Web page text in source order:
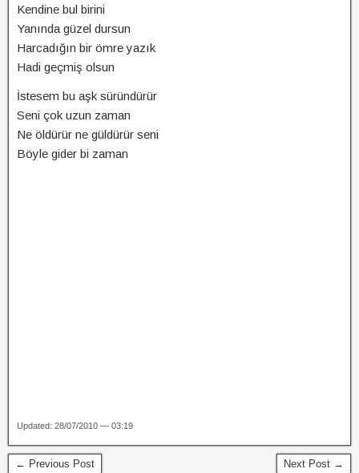
Kendine bul birini
Yanında güzel dursun
Harcadığın bir ömre yazık
Hadi geçmiş olsun
İstesem bu aşk süründürür
Seni çok uzun zaman
Ne öldürür ne güldürür seni
Böyle gider bi zaman
Updated: 28/07/2010 — 03:19
← Previous Post Next Post →